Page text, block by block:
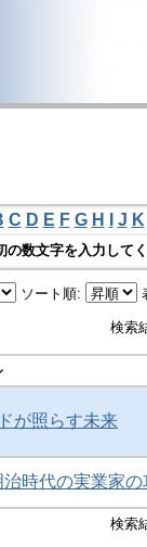
C D E F G H J K
の数文字を入力して
ソート順:
検索
が照らす未来
時代の実業家
検索